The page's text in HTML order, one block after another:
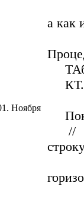
Ноября
а как
//